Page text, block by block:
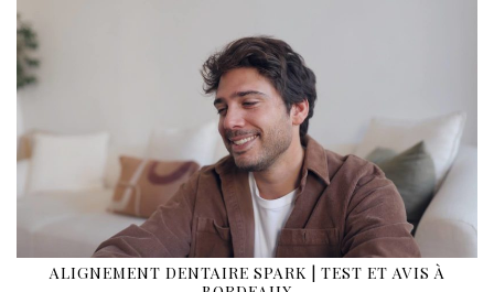
ALIGNEMENT DENTAIRE SPARK | TEST ET AVIS À